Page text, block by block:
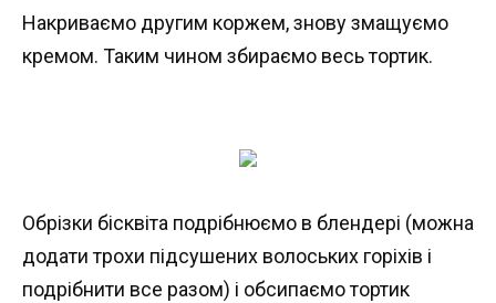
Накриваємо другим коржем, знову змащуємо
кремом. Таким чином збираємо весь тортик.
Обрізки бісквіта подрібнюємо в блендері (можна
додати трохи підсушених волоських горіхів і
подрібнити все разом) і обсипаємо тортик